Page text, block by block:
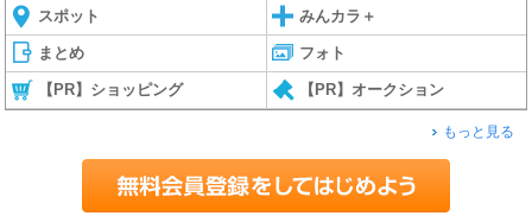
スポット みんカラ＋
まとめ フォト
【PR】ショッピング 【PR】オークション
もっと見る